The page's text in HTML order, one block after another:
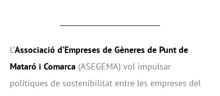
L’Associació d’Empreses de Gèneres de Punt de
Mataró i Comarca (ASEGEMA) vol impulsar
polítiques de sostenibilitat entre les empreses del